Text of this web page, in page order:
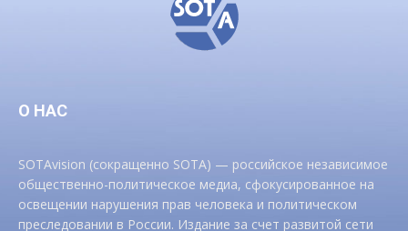
О НАС
SOTAvision (сокращенно SOTA) — российское независимое
общественно-политическое медиа, сфокусированное на
освещении нарушения прав человека и политическом
преследовании в России. Издание за счет развитой сети